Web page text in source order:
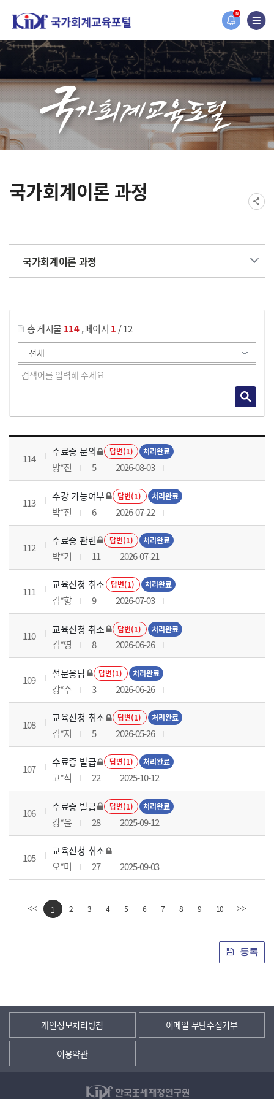
N
홈페이지가 새롭게 개편되었습니다.
한국조세재정연구원홈페이지가 새롭게 개설되었습니다.
국가회계이론 과정
국가회계이론 과정
총 게시물 114,페이지 1 / 12
국가회계이론 과정 목록 으로 번호, 제목, 작성자, 조회수, 등록 일로 나열 되고 있습니다.
114
수료증 문의 답변(1) 처리완료
방*진 5 2026-08-03
113
수강 가능여부 답변(1) 처리완료
박*진 6 2026-07-22
112
수료증 관련 답변(1) 처리완료
박*기 11 2026-07-21
111
교육신청 취소 답변(1) 처리완료
김*향 9 2026-07-03
110
교육신청 취소 답변(1) 처리완료
김*영 8 2026-06-26
109
설문응답 답변(1) 처리완료
강*수 3 2026-06-26
108
교육신청 취소 답변(1) 처리완료
김*지 5 2026-05-26
107
수료증 발급 답변(1) 처리완료
고*식 22 2025-10-12
106
수료증 발급 답변(1) 처리완료
강*윤 28 2025-09-12
105
교육신청 취소
오*미
27 2025-09-03
<< 1 2 3 4 5 6 7 8 9 10 >>
등록
개인정보처리방침 이메일 무단수집거부
이용약관